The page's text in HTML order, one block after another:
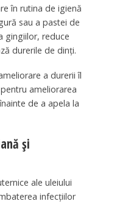
în rutina de igienă
sau a pastei de
gingiilor, reduce
durerile de dinți.
a durerii îl
ameliorarea
de a apela la
și
ale uleiului
infecțiilor